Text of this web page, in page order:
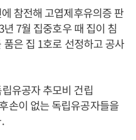
참전해 고엽제후유의증 판
7월 집중호우 때 집이 침
은 집 1호로 선정하고 공사
유공자 추모비 건립
손이 없는 독립유공자들을